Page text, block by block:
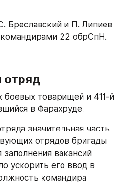
Бреславский и П. Липиев
командирами 22 обрСпН.
отряд
боевых товарищей и 411-й
в Фарахруде.
значительная часть
отрядов бригады
вакансий
ускорить его ввод в
командира